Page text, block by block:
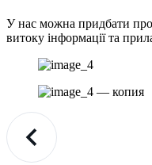
У нас можна придбати
витоку інформації та